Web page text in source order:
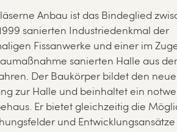
Anbau ist das Bindeglied
sanierten Industriedenkmal der
Fissanwerke und einer im
sanierten Halle aus
Der Baukörper bildet den
zur Halle und beinhaltet ein
Er bietet gleichzeitig die
und
und Stellung dieses
den Standort des Unternehmens an der
Die innere
Halle, mit ihren längs
sollte sich, trotz des
nach außen hin zeigen. Daher
Maß an Transparenz für den
erforderlich. Der Neubau „dockt"